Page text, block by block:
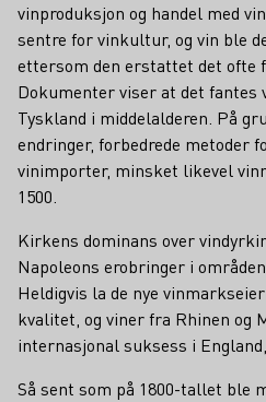
vinproduksjon og handel med
sentre for vinkultur, og vin ble
ettersom den erstattet det ofte
Dokumenter viser at det fantes
Tyskland i middelalderen. På
endringer, forbedrede metoder
vinimporter, minsket likevel
1500.
Kirkens dominans over
Napoleons erobringer i
Heldigvis la de nye
kvalitet, og viner fra Rhinen og
internasjonal suksess i
Så sent som på 1800-tallet ble